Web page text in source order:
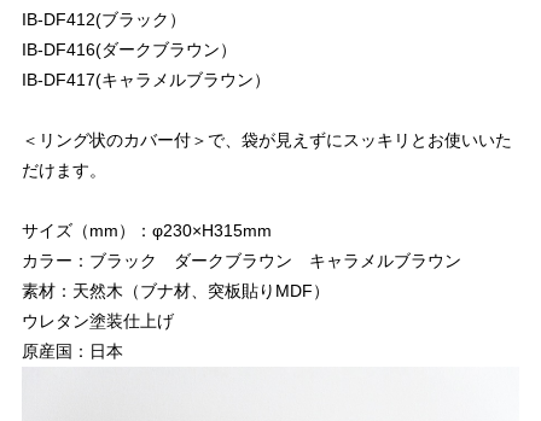
IB-DF412(ブラック）
IB-DF416(ダークブラウン）
IB-DF417(キャラメルブラウン）
＜リング状のカバー付＞で、袋が見えずにスッキリとお使いいた
だけます。
サイズ（mm）：φ230×H315mm
カラー：ブラック ダークブラウン キャラメルブラウン
素材：天然木（ブナ材、突板貼りMDF）
ウレタン塗装仕上げ
原産国：日本